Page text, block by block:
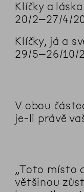
Klíčky a láska
20/2–27/4/
Klíčky, já a
29/5–26/10/
V obou
je-li právě
„Toto místo
většinou